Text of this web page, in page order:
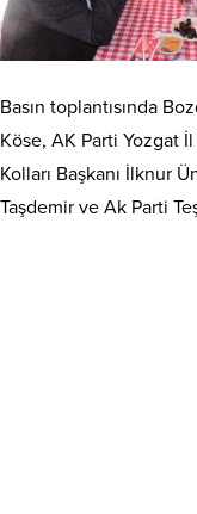
Basın toplantısında
Köse, AK Parti Yozgat İl
Kolları Başkanı İlknur
Taşdemir ve Ak Parti